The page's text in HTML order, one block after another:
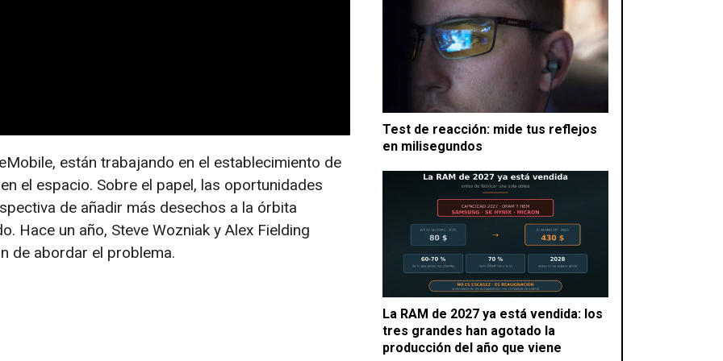
Test de reacción: mide tus reflejos
en milisegundos
La RAM de 2027 ya está vendida: los
tres grandes han agotado la
producción del año que viene
están trabajando en el establecimiento de
el espacio. Sobre el papel, las oportunidades
de añadir más desechos a la órbita
Hace un año, Steve Wozniak y Alex Fielding
de abordar el problema.